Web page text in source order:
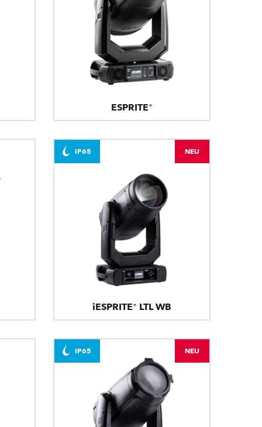
ESPRITE®
iESPRITE® LTL WB
IP65 NEU
IP65 NEU